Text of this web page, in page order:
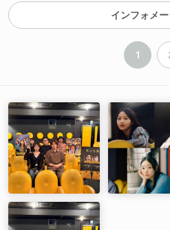
インフォメ
1